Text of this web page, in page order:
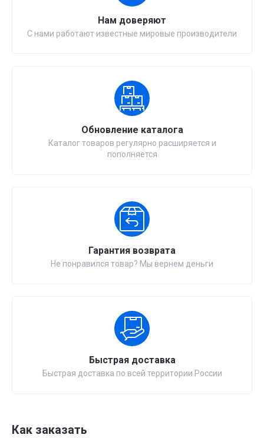
Нам доверяют
С нами работают известные мировые производители
Обновление каталога
Каталог товаров регулярно расширяется и
пополняется
Гарантия возврата
Не понравился товар? Мы вернем деньги
Быстрая доставка
Быстрая доставка по всей территории России
Как заказать